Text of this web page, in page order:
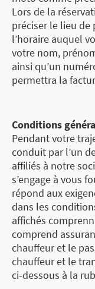
Lors de la
préciser le lieu de
l’horaire auquel
votre nom,
ainsi qu’un
permettra la
Conditions
Pendant votre
conduit par l’un
affiliés à notre
s’engage à vous
répond aux
dans les
affichés
comprend
chauffeur et le
chauffeur et le
ci-dessous à la